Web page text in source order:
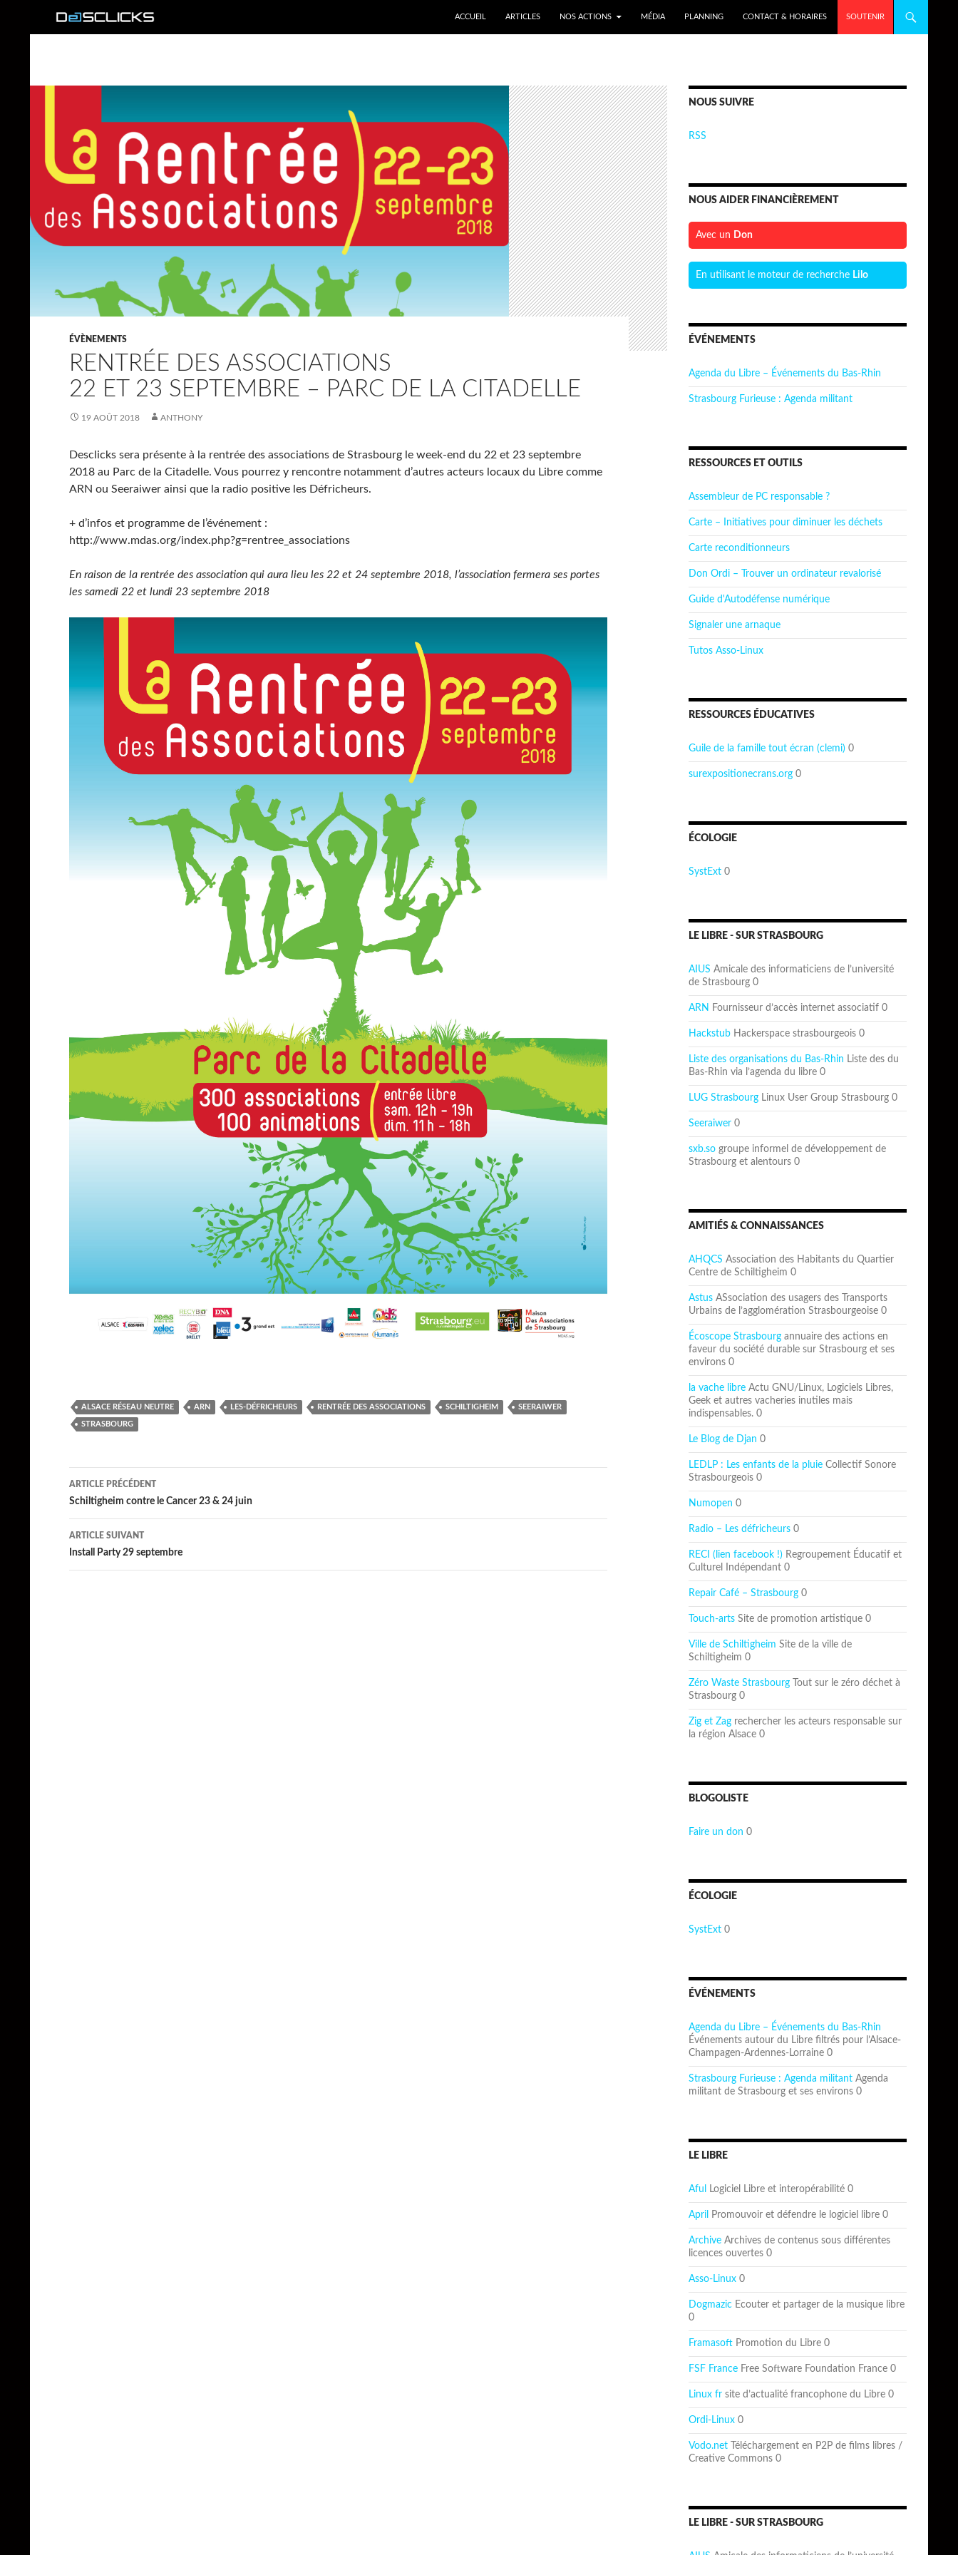
ACCUEIL
ARTICLES NOS ACTIONS MÉDIA PLANNING CONTACT & HORAIRES SOUTENIR
ÉVÈNEMENTS
RENTRÉE DES ASSOCIATIONS
22 ET 23 SEPTEMBRE – PARC DE LA CITADELLE
19 AOÛT 2018 ANTHONY
Desclicks sera présente à la rentrée des associations de Strasbourg le week-end du 22 et 23 septembre
2018 au Parc de la Citadelle. Vous pourrez y rencontre notamment d’autres acteurs locaux du Libre comme
ARN ou Seeraiwer ainsi que la radio positive les Défricheurs.
+ d’infos et programme de l’événement :
http://www.mdas.org/index.php?g=rentree_associations
En raison de la rentrée des association qui aura lieu les 22 et 24 septembre 2018, l’association fermera ses portes
les samedi 22 et lundi 23 septembre 2018
ALSACE RÉSEAU NEUTRE ARN LES-DÉFRICHEURS RENTRÉE DES ASSOCIATIONS SCHILTIGHEIM SEERAIWER
STRASBOURG
Navigation
des
articles
ARTICLE PRÉCÉDENT
Schiltigheim contre le Cancer 23 & 24 juin
ARTICLE SUIVANT
Install Party 29 septembre
NOUS SUIVRE
RSS
NOUS AIDER FINANCIÈREMENT
Avec un Don
En utilisant le moteur de recherche Lilo
ÉVÉNEMENTS
Agenda du Libre – Événements du Bas-Rhin
Strasbourg Furieuse : Agenda militant
RESSOURCES ET OUTILS
Assembleur de PC responsable ?
Carte – Initiatives pour diminuer les déchets
Carte reconditionneurs
Don Ordi – Trouver un ordinateur revalorisé
Guide d'Autodéfense numérique
Signaler une arnaque
Tutos Asso-Linux
RESSOURCES ÉDUCATIVES
Guile de la famille tout écran (clemi) 0
surexpositionecrans.org 0
ÉCOLOGIE
SystExt 0
LE LIBRE - SUR STRASBOURG
AIUS Amicale des informaticiens de l’université
de Strasbourg 0
ARN Fournisseur d’accès internet associatif 0
Hackstub Hackerspace strasbourgeois 0
Liste des organisations du Bas-Rhin Liste des du
Bas-Rhin via l’agenda du libre 0
LUG Strasbourg Linux User Group Strasbourg 0
Seeraiwer 0
sxb.so groupe informel de développement de
Strasbourg et alentours 0
AMITIÉS & CONNAISSANCES
AHQCS Association des Habitants du Quartier
Centre de Schiltigheim 0
Astus ASsociation des usagers des Transports
Urbains de l’agglomération Strasbourgeoise 0
Écoscope Strasbourg annuaire des actions en
faveur du société durable sur Strasbourg et ses
environs 0
la vache libre Actu GNU/Linux, Logiciels Libres,
Geek et autres vacheries inutiles mais
indispensables. 0
Le Blog de Djan 0
LEDLP : Les enfants de la pluie Collectif Sonore
Strasbourgeois 0
Numopen 0
Radio – Les défricheurs 0
RECI (lien facebook !) Regroupement Éducatif et
Culturel Indépendant 0
Repair Café – Strasbourg 0
Touch-arts Site de promotion artistique 0
Ville de Schiltigheim Site de la ville de
Schiltigheim 0
Zéro Waste Strasbourg Tout sur le zéro déchet à
Strasbourg 0
Zig et Zag rechercher les acteurs responsable sur
la région Alsace 0
BLOGOLISTE
Faire un don 0
ÉCOLOGIE
SystExt 0
ÉVÉNEMENTS
Agenda du Libre – Événements du Bas-Rhin
Événements autour du Libre filtrés pour l’Alsace-
Champagen-Ardennes-Lorraine 0
Strasbourg Furieuse : Agenda militant Agenda
militant de Strasbourg et ses environs 0
LE LIBRE
Aful Logiciel Libre et interopérabilité 0
April Promouvoir et défendre le logiciel libre 0
Archive Archives de contenus sous différentes
licences ouvertes 0
Asso-Linux 0
Dogmazic Ecouter et partager de la musique libre
0
Framasoft Promotion du Libre 0
FSF France Free Software Foundation France 0
Linux fr site d’actualité francophone du Libre 0
Ordi-Linux 0
Vodo.net Téléchargement en P2P de films libres /
Creative Commons 0
LE LIBRE - SUR STRASBOURG